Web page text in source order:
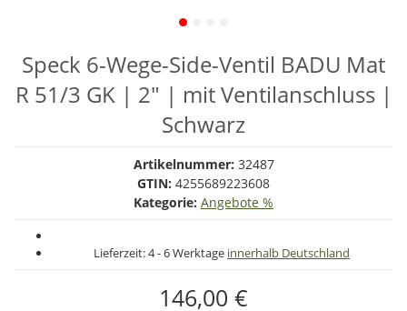
Speck 6-Wege-Side-Ventil BADU Mat
R 51/3 GK | 2" | mit Ventilanschluss |
Schwarz
Artikelnummer: 32487
GTIN: 4255689223608
Kategorie: Angebote %
Lieferzeit:4 - 6 Werktage innerhalb Deutschland
146,00 €